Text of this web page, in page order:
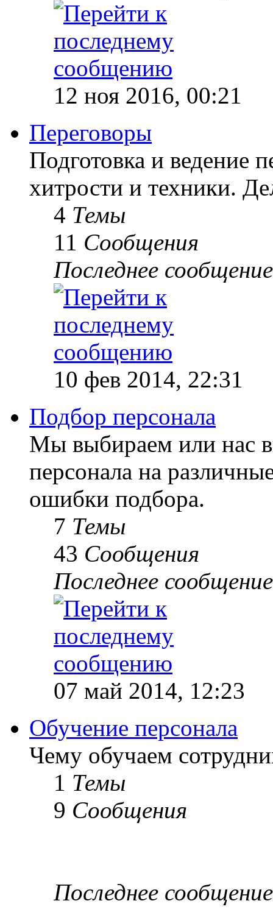
12 ноя 2016, 00:21
Переговоры
Подготовка и ведение
хитрости и техники.
4 Темы
11 Сообщения
Последнее сообщение
10 фев 2014, 22:31
Подбор персонала
Мы выбираем или нас
персонала на
ошибки подбора.
7 Темы
43 Сообщения
Последнее сообщение
07 май 2014, 12:23
Обучение персонала
Чему обучаем
1 Темы
9 Сообщения
Последнее сообщение